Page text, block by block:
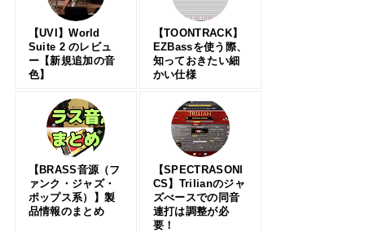
【UVI】World
Suite 2 のレビュ
ー【新規追加の音
色】
【TOONTRACK】
EZBassを使う際、
知っておきたい細
かい仕様
【BRASS音源（フ
ァンク・ジャズ・
ポップス系）】製
品情報のまとめ
【SPECTRASONI
CS】Trilianのジャ
ズべースでの同音
連打は調整が必
要！